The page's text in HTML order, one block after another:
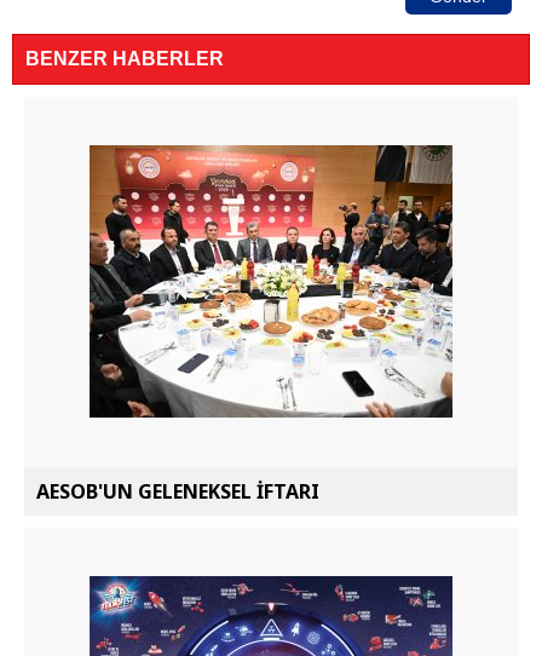
BENZER HABERLER
AESOB'UN GELENEKSEL İFTARI